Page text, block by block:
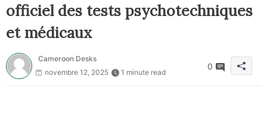
officiel des tests psychotechniques
et médicaux
Cameroon Desks
novembre 12, 2025
1 minute read
0